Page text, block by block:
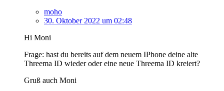
moho
30. Oktober 2022 um 02:48
Hi Moni
Frage: hast du bereits auf dem neuem IPhone deine alte
Threema ID wieder oder eine neue Threema ID kreiert?
Gruß auch Moni